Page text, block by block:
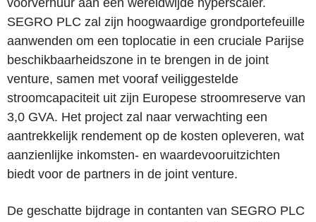
voorverhuur aan een wereldwijde hyperscaler.
SEGRO PLC zal zijn hoogwaardige grondportefeuille
aanwenden om een toplocatie in een cruciale Parijse
beschikbaarheidszone in te brengen in de joint
venture, samen met vooraf veiliggestelde
stroomcapaciteit uit zijn Europese stroomreserve van
3,0 GVA. Het project zal naar verwachting een
aantrekkelijk rendement op de kosten opleveren, wat
aanzienlijke inkomsten- en waardevooruitzichten
biedt voor de partners in de joint venture.
De geschatte bijdrage in contanten van SEGRO PLC